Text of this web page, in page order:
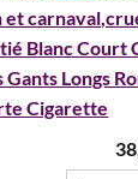
Blanc Court
Longs
Cigarette